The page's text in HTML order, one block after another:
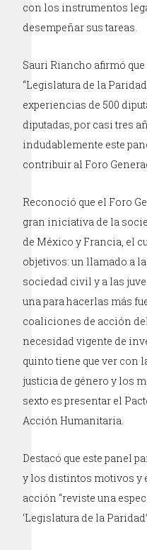
con los instrumentos
desempeñar sus tareas.
Sauri Riancho afirmó
“Legislatura de la
experiencias de 500
diputadas, por casi tres
indudablemente este
contribuir al Foro
Reconoció que el Foro
gran iniciativa de la
de México y Francia, el
objetivos: un llamado a
sociedad civil y a las
una para hacerlas más
coaliciones de acción
necesidad vigente de
quinto tiene que ver con
justicia de género y los
sexto es presentar el
Acción Humanitaria.
Destacó que este panel
y los distintos motivos y
acción “reviste una
‘Legislatura de la